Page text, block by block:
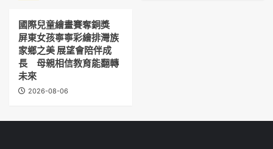
國際兒童繪畫賽奪銅獎
屏東女孩寧寧彩繪排灣族
家鄉之美 展望會陪伴成
長 母親相信教育能翻轉
未來
2026-08-06